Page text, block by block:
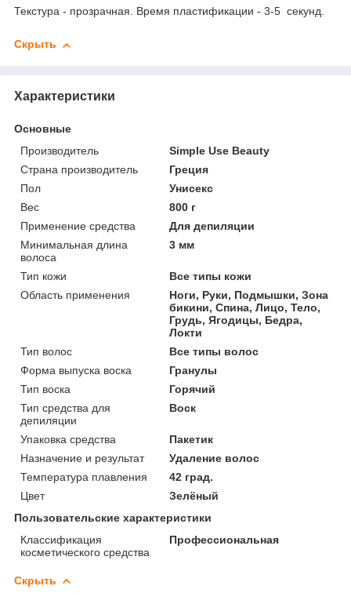
Текстура - прозрачная. Время пластификации - 3-5 секунд.
Скрыть
Характеристики
Основные
Производитель
Simple Use Beauty
Страна производитель
Греция
Пол
Унисекс
Вес
800 г
Применение средства
Для депиляции
Минимальная длина
волоса
3 мм
Тип кожи
Все типы кожи
Область применения
Ноги, Руки, Подмышки, Зона
бикини, Спина, Лицо, Тело,
Грудь, Ягодицы, Бедра,
Локти
Тип волос
Все типы волос
Форма выпуска воска
Гранулы
Тип воска
Горячий
Тип средства для
депиляции
Воск
Упаковка средства
Пакетик
Назначение и результат
Удаление волос
Температура плавления
42 град.
Цвет
Зелёный
Пользовательские характеристики
Классификация
косметического средства
Профессиональная
Скрыть